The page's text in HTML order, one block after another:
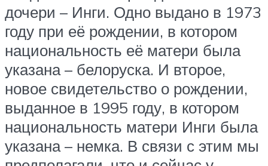
дочери – Инги. Одно выдано в 1973
году при её рождении, в котором
национальность её матери была
указана – белоруска. И второе,
новое свидетельство о рождении,
выданное в 1995 году, в котором
национальность матери Инги была
указана – немка. В связи с этим мы